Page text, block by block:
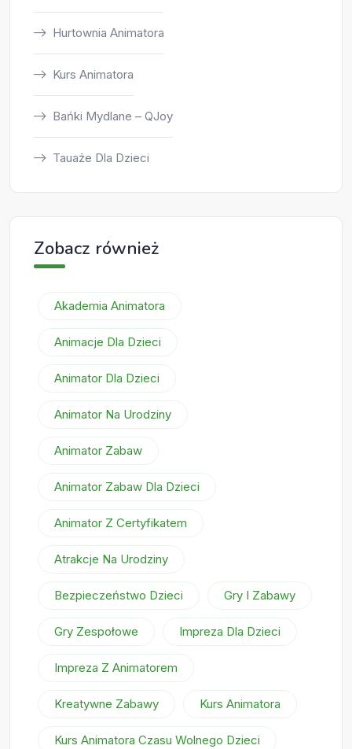
Hurtownia Animatora
Kurs Animatora
Bańki Mydlane – QJoy
Tauaże Dla Dzieci
Zobacz również
Akademia Animatora
Animacje Dla Dzieci
Animator Dla Dzieci
Animator Na Urodziny
Animator Zabaw
Animator Zabaw Dla Dzieci
Animator Z Certyfikatem
Atrakcje Na Urodziny
Bezpieczeństwo Dzieci Gry I Zabawy
Gry Zespołowe Impreza Dla Dzieci
Impreza Z Animatorem
Kreatywne Zabawy Kurs Animatora
Kurs Animatora Czasu Wolnego Dzieci